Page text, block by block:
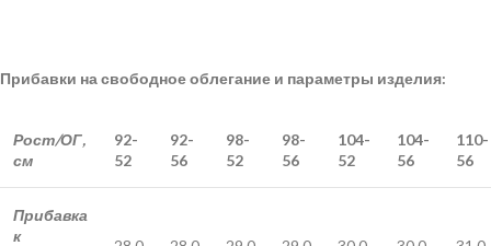
Прибавки на свободное облегание и параметры изделия:
Рост/ОГ,
см
92-
52
92-
56
98-
52
98-
56
104-
52
104-
56
110-
56
Прибавка
к